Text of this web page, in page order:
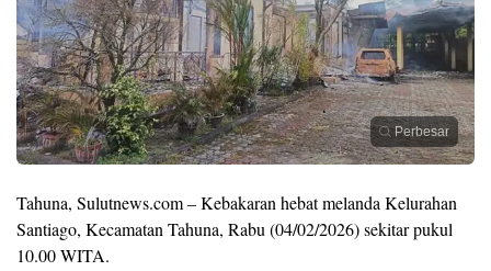
Perbesar
Tahuna, Sulutnews.com – Kebakaran hebat melanda Kelurahan
Santiago, Kecamatan Tahuna, Rabu (04/02/2026) sekitar pukul
10.00 WITA.